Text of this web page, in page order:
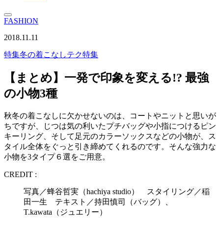
FASHION
2018.11.11
特集冬の着こなしテク特集
【まとめ】一発で印象を変える!? 最強
の小物3種
秋冬の着こなしに欠かせないのは、コートやニットと思いが
ちですが、じつは気の利いたプチバッグや小指につけるピン
キーリング、そして足元のカラーソックスなどの小物が、ス
タイル全体をぐっと引き締めてくれるのです。そんな強力な
小物を3タイプ６選をご用意。
CREDIT :
写真／蜂谷哲実（hachiya studio） スタイリング／稲
田一生 テキスト／持田慎司（バッグ）、
T.kawata（ジュエリー）